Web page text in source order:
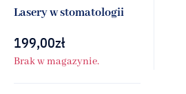
Lasery w stomatologii
199,00zł
Brak w magazynie.